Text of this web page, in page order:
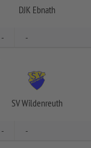
DJK Ebnath
- -
SV Wildenreuth
- -